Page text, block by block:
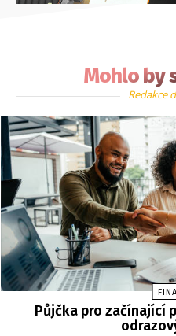
Mohlo by
Redakce
Půjčka pro začínající